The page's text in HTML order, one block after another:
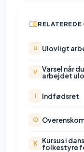
RELATEREDE
U Ulovligt
V Varsel når
arbejdet
I Indfødsret
O
K Kursus i
folkestyre